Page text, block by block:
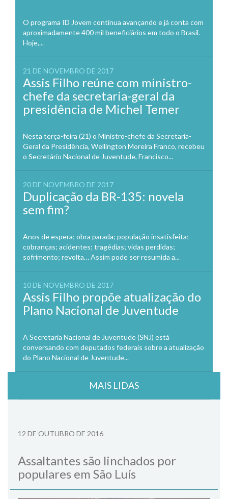
O programa ID Jovem continua avançando e já conta com
aproximadamente 400 mil beneficiários em todo o Brasil.
Hoje,...
21 DE NOVEMBRO DE 2017
Assis Filho reúne com ministro-
chefe da secretaria-geral da
presidência de Michel Temer
Nesta terça-feira (21) o Ministro-chefe da Secretaria-
Geral da Presidência, Wellington Moreira Franco, recebeu
o Secretário Nacional de Juventude, Francisco...
20 DE NOVEMBRO DE 2017
Duplicação da BR-135: novela
sem fim?
Anos de espera; obra parada; população insatisfeita;
cobranças; acidentes; tragédias; vidas perdidas;
sofrimento; revolta… Assim pode ser resumida a...
10 DE NOVEMBRO DE 2017
Assis Filho propõe atualização do
Plano Nacional de Juventude
A Secretaria Nacional de Juventude (SNJ) está
conversando com deputados federais sobre a atualização
do Plano Nacional de Juventude...
MAIS LIDAS
12 DE OUTUBRO DE 2016
Assaltantes são linchados por
populares em São Luís